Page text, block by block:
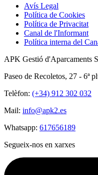
Avís Legal
Política de Cookies
Política de Privacitat
Canal de l'Informant
Política interna del
APK Gestió d'Aparcaments
Paseo de Recoletos, 27 - 6ª
Telèfon: (+34) 912 302 032
Mail: info@apk2.es
Whatsapp: 617656189
Segueix-nos en xarxes